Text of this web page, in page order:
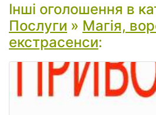
Інші оголошення в
Послуги » Магія,
екстрасенси: